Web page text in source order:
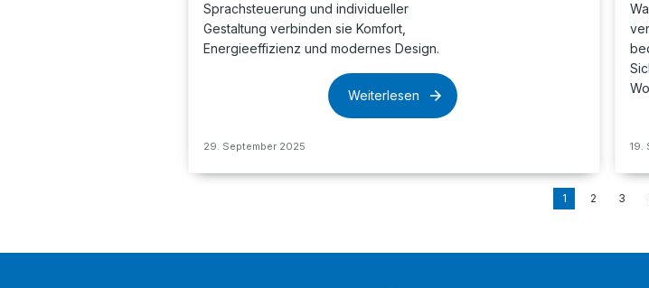
Sprachsteuerung und individueller
Gestaltung verbinden sie Komfort,
Energieeffizienz und modernes Design.
29. September 2025
Weiterlesen
19.
1 2 3